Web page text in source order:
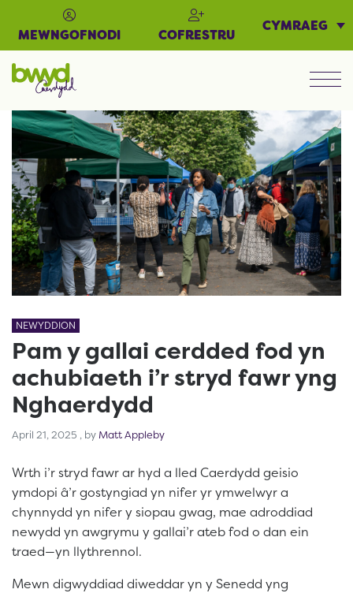
MEWNGOFNODI COFRESTRU
CYMRAEG
NEWYDDION
Pam y gallai cerdded fod yn
achubiaeth i’r stryd fawr yng
Nghaerdydd
April 21, 2025 April 21, 2025
, by Matt Appleby
Wrth i’r stryd fawr ar hyd a lled Caerdydd geisio
ymdopi â’r gostyngiad yn nifer yr ymwelwyr a
chynnydd yn nifer y siopau gwag, mae adroddiad
newydd yn awgrymu y gallai’r ateb fod o dan ein
traed—yn llythrennol.
Mewn digwyddiad diweddar yn y Senedd yng